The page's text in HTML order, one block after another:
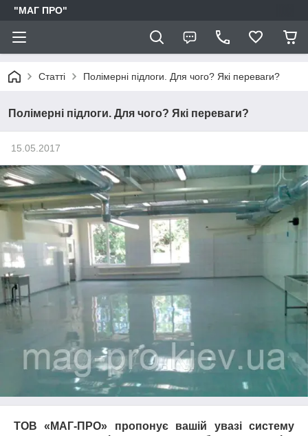
"МАГ ПРО"
Статті Полімерні підлоги. Для чого? Які переваги?
Полімерні підлоги. Для чого? Які переваги?
15.05.2017
ТОВ «МАГ-ПРО» пропонує вашій увазі систему